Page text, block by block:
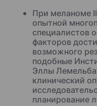
При меланоме
опытной
специалистов
факторов
возможного
подобные
Эллы
клинический
планирование